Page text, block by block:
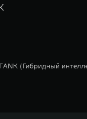
(Гибридный
г. – Ноябрь 2025 г.